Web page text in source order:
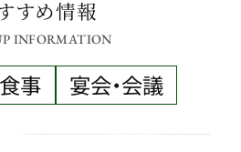
すめ情報
INFORMATION
事 宴会・会議